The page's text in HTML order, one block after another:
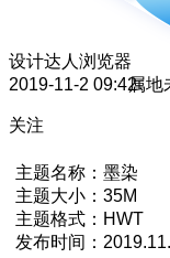
设计达人 浏览器
2019-11-2 09:42属地
关注
主题名称：墨染
主题大小：35M
主题格式：HWT
发布时间：